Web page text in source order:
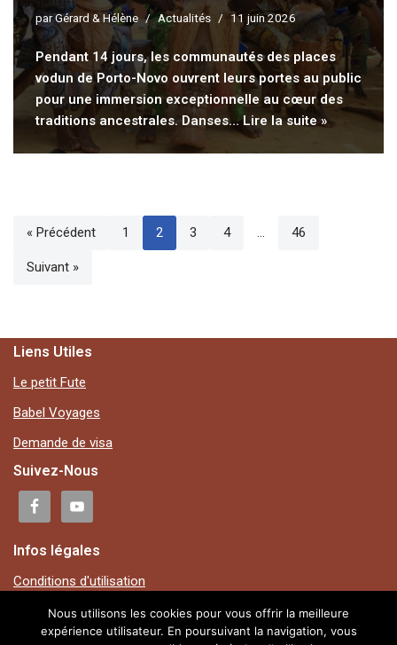
parGérard & Hélène Actualités 11 juin 2026
Pendant 14 jours, les communautés des places
vodun de Porto-Novo ouvrent leurs portes au public
pour une immersion exceptionnelle au cœur des
traditions ancestrales. Danses…Lire la suite »
« Précédent 1 2 3 4 … 46
Suivant »
Liens Utiles
Le petit Fute
Babel Voyages
Demande de visa
Suivez-Nous
Infos légales
Conditions d'utilisation
Mentions légales
Plan du site
Nous utilisons les cookies pour vous offrir la meilleure
expérience utilisateur. En poursuivant la navigation, vous